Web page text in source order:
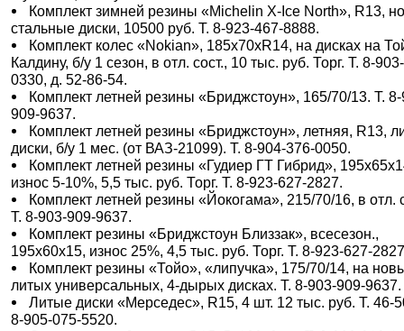
Комплект зимней резины «Michelin X-Ice North», R13,
стальные диски, 10500 руб. Т. 8-923-467-8888.
Комплект колес «Nokian», 185х70хR14, на дисках на
Калдину, б/у 1 сезон, в отл. сост., 10 тыс. руб. Торг. Т. 8-
0330, д. 52-86-54.
Комплект летней резины «Бриджстоун», 165/70/13. Т.
909-9637.
Комплект летней резины «Бриджстоун», летняя, R13,
диски, б/у 1 мес. (от ВАЗ-21099). Т. 8-904-376-0050.
Комплект летней резины «Гудиер ГТ Гибрид»,
износ 5-10%, 5,5 тыс. руб. Торг. Т. 8-923-627-2827.
Комплект летней резины «Йокогама», 215/70/16, в отл.
Т. 8-903-909-9637.
Комплект резины «Бриджстоун Близзак», всесезон.,
195х60х15, износ 25%, 4,5 тыс. руб. Торг. Т. 8-923-627-
Комплект резины «Тойо», «липучка», 175/70/14, на
литых универсальных, 4-дырых дисках. Т. 8-903-909-9637.
Литые диски «Мерседес», R15, 4 шт. 12 тыс. руб. Т. 46-
8-905-075-5520.